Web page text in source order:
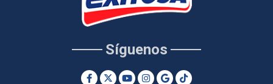
Síguenos